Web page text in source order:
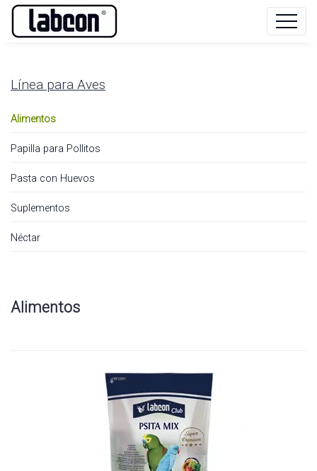
Línea para Aves
Alimentos
Papilla para Pollitos
Pasta con Huevos
Suplementos
Néctar
Alimentos